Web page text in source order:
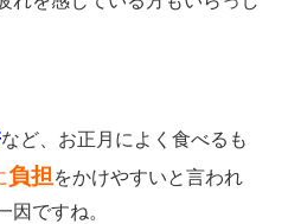
など、お正月によく食べるも
負担 をかけやすいと言われ
因ですね。